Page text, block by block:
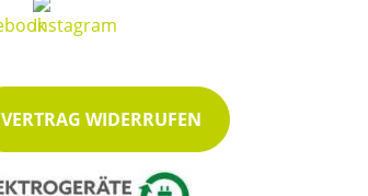
VERTRAG WIDERRUFEN